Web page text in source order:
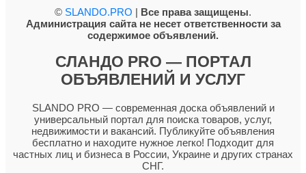
© SLANDO.PRO | Все права защищены.
Администрация сайта не несет ответственности за
содержимое объявлений.
СЛАНДО PRO — ПОРТАЛ
ОБЪЯВЛЕНИЙ И УСЛУГ
SLANDO PRO — современная доска объявлений и
универсальный портал для поиска товаров, услуг,
недвижимости и вакансий. Публикуйте объявления
бесплатно и находите нужное легко! Подходит для
частных лиц и бизнеса в России, Украине и других странах
СНГ.